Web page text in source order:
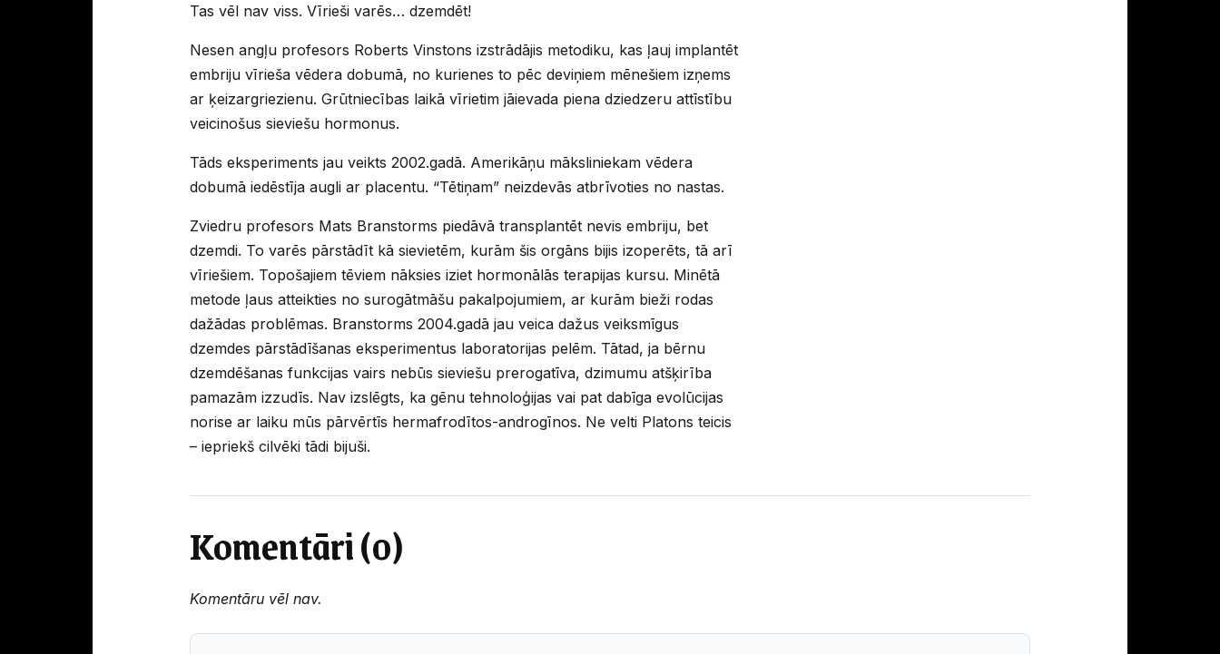
Tas vēl nav viss. Vīrieši varēs… dzemdēt!
Nesen angļu profesors Roberts Vinstons izstrādājis metodiku, kas ļauj implantēt
embriju vīrieša vēdera dobumā, no kurienes to pēc deviņiem mēnešiem izņems
ar ķeizargriezienu. Grūtniecības laikā vīrietim jāievada piena dziedzeru attīstību
veicinošus sieviešu hormonus.
Tāds eksperiments jau veikts 2002.gadā. Amerikāņu māksliniekam vēdera
dobumā iedēstīja augli ar placentu. “Tētiņam” neizdevās atbrīvoties no nastas.
Zviedru profesors Mats Branstorms piedāvā transplantēt nevis embriju, bet
dzemdi. To varēs pārstādīt kā sievietēm, kurām šis orgāns bijis izoperēts, tā arī
vīriešiem. Topošajiem tēviem nāksies iziet hormonālās terapijas kursu. Minētā
metode ļaus atteikties no surogātmāšu pakalpojumiem, ar kurām bieži rodas
dažādas problēmas. Branstorms 2004.gadā jau veica dažus veiksmīgus
dzemdes pārstādīšanas eksperimentus laboratorijas pelēm. Tātad, ja bērnu
dzemdēšanas funkcijas vairs nebūs sieviešu prerogatīva, dzimumu atšķirība
pamazām izzudīs. Nav izslēgts, ka gēnu tehnoloģijas vai pat dabīga evolūcijas
norise ar laiku mūs pārvērtīs hermafrodītos-androgīnos. Ne velti Platons teicis
– iepriekš cilvēki tādi bijuši.
Komentāri (0)
Komentāru vēl nav.